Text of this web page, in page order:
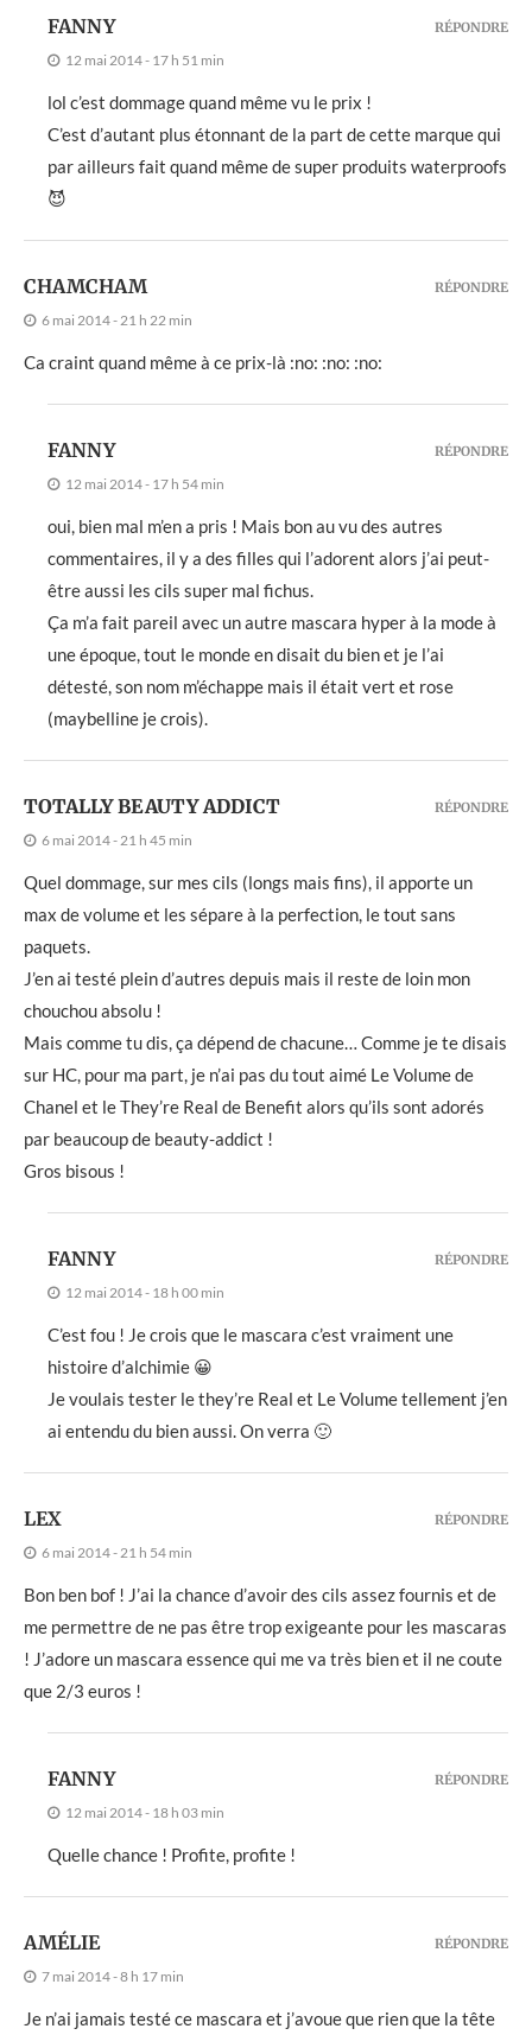
FANNY
12 mai 2014 - 17 h 51 min
lol c’est dommage quand même vu le prix !
C’est d’autant plus étonnant de la part de cette marque qui
par ailleurs fait quand même de super produits waterproofs
😈
RÉPONDRE
CHAMCHAM
6 mai 2014 - 21 h 22 min
Ca craint quand même à ce prix-là :no: :no: :no:
RÉPONDRE
FANNY
12 mai 2014 - 17 h 54 min
oui, bien mal m’en a pris ! Mais bon au vu des autres
commentaires, il y a des filles qui l’adorent alors j’ai peut-
être aussi les cils super mal fichus.
Ça m’a fait pareil avec un autre mascara hyper à la mode à
une époque, tout le monde en disait du bien et je l’ai
détesté, son nom m’échappe mais il était vert et rose
(maybelline je crois).
RÉPONDRE
TOTALLY BEAUTY ADDICT
6 mai 2014 - 21 h 45 min
Quel dommage, sur mes cils (longs mais fins), il apporte un
max de volume et les sépare à la perfection, le tout sans
paquets.
J’en ai testé plein d’autres depuis mais il reste de loin mon
chouchou absolu !
Mais comme tu dis, ça dépend de chacune… Comme je te disais
sur HC, pour ma part, je n’ai pas du tout aimé Le Volume de
Chanel et le They’re Real de Benefit alors qu’ils sont adorés
par beaucoup de beauty-addict !
Gros bisous !
RÉPONDRE
FANNY
12 mai 2014 - 18 h 00 min
C’est fou ! Je crois que le mascara c’est vraiment une
histoire d’alchimie 😀
Je voulais tester le they’re Real et Le Volume tellement j’en
ai entendu du bien aussi. On verra 🙂
RÉPONDRE
LEX
6 mai 2014 - 21 h 54 min
Bon ben bof ! J’ai la chance d’avoir des cils assez fournis et de
me permettre de ne pas être trop exigeante pour les mascaras
! J’adore un mascara essence qui me va très bien et il ne coute
que 2/3 euros !
RÉPONDRE
FANNY
12 mai 2014 - 18 h 03 min
Quelle chance ! Profite, profite !
RÉPONDRE
AMÉLIE
7 mai 2014 - 8 h 17 min
Je n’ai jamais testé ce mascara et j’avoue que rien que la tête
RÉPONDRE